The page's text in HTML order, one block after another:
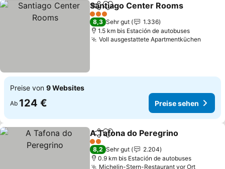
TeilenZu Favoriten hinzufügen
Santiago Center Rooms
3 Sterne
8,3 Sehr gut
1.336
1.5 km bis Estación de autobuses
Voll ausgestattete Apartmentküchen
Preise von 9 Websites
Ab 124 € Preise sehen
TeilenZu Favoriten hinzufügen
A Tafona do Peregrino
2 Sterne
8,2 Sehr gut
2.204
0.9 km bis Estación de autobuses
Michelin-Stern-Restaurant vor Ort